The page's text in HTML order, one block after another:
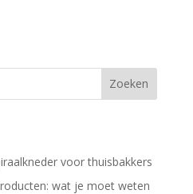
Zoeken
voor thuisbakkers
wat je moet weten